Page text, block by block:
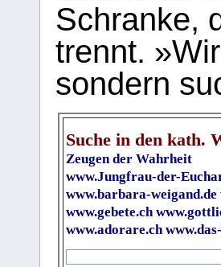
Schranke,
trennt.
sondern
Suche in den kath.
Zeugen der Wahrheit
www.Jungfrau-der-
www.barbara-weigand.de
www.gebete.ch
www.adorare.ch